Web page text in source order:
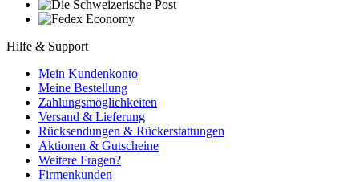
Hilfe & Support
Mein Kundenkonto
Meine Bestellung
Zahlungsmöglichkeiten
Versand & Lieferung
Rücksendungen & Rückerstattungen
Aktionen & Gutscheine
Weitere Fragen?
Firmenkunden